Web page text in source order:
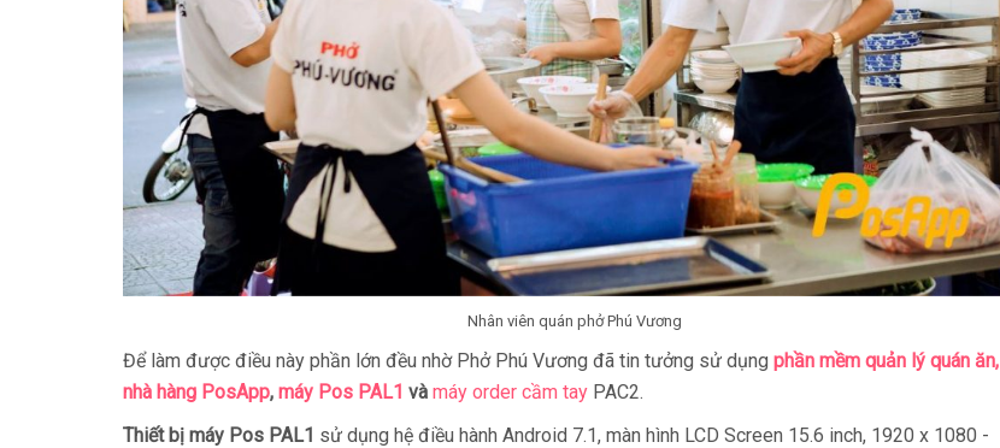
Nhân viên quán phở Phú Vương
Để làm được điều này phần lớn đều nhờ Phở Phú Vương đã tin tưởng sử dụng phần mềm quản lý quán ăn,
nhà hàng PosApp, máy Pos PAL1 và máy order cầm tay PAC2.
Thiết bị máy Pos PAL1 sử dụng hệ điều hành Android 7.1, màn hình LCD Screen 15.6 inch, 1920 x 1080 -